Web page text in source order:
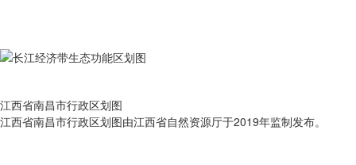
江西省南昌市行政区划图
江西省南昌市行政区划图由江西省自然资源厅于2019年监制发布。